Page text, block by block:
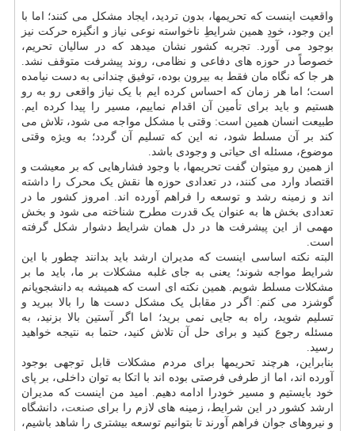
واقعیت اینست که تحریمها، بدون تردید، ایجاد مشکل می کنند؛ اما با
این وجود، خودِ همین شرایطِ ناخواسته نوعی نیاز و انگیزه حرکت نیز
بوجود می آورد. تجربه کشور نشان میدهد که در سالیان تحریم،
خصوصاً در حوزه های دفاعی و نظامی، روند پیشرفت متوقف نشد.
هر جا که نگاه مان فقط به بیرون بوده، توفیق چندانی به دست نیامده
است؛ اما هر زمان که احساس کرده ایم با یک نیاز واقعی رو به رو
هستیم و باید برای تأمین آن اقدام نماییم، مسیر را پیدا کرده ایم.
طبیعت انسان همین است: وقتی با مشکل مواجه می شود، تلاش می
کند بر آن مسلط شود، نه این که تسلیم آن گردد؛ به ویژه وقتی
موضوع، مسئله ای حیاتی و وجودی باشد.
از همین رو میتوان گفت تحریمها، با وجود فشارهایی که بر معیشت و
اقتصاد وارد می کنند، در تعدادی حوزه ها نقش یک محرک را داشته
اند و زمینه رشد و توسعه را فراهم آورده اند. امروز کشور ما در
تعدادی بخش ها به عنوان یک قدرت مطرح شناخته می شود و بخش
مهمی از این پیشرفت ها در دل همان شرایط دشوار شکل گرفته
است.
البته نکته اساسی اینست که مدیران ارشد باید بدانند چطور با این
شرایط مواجه شوند؛ یعنی به جای غلبه مشکلات بر ما، باید ما بر
مشکلات مسلط شویم. همین نکته ای است که همیشه به دانشجویانم
گوشزد می کنم: اگر در مقابل یک مشکل دست ها را بالا ببرید و
تسلیم شوید، راه به جایی نمی برید؛ اما اگر آستین بالا بزنید، به
مسئله رجوع کنید و برای حل آن تلاش کنید، حتما به نتیجه خواهید
رسید.
بنابراین، هرچند تحریمها برای مردم مشکلات قابل توجهی بوجود
آورده اند، اما از طرفی فرصتی بوده اند با اتکا به توان داخلی، بر پای
خود بایستیم و مسیر خودرا ادامه دهیم. امید من اینست که مدیران
ارشد کشور در این شرایط، زمینه های لازم را برای صنعت، دانشگاه
و نیروهای جوان فراهم آورند تا بتوانیم توسعه بیشتری را شاهد باشیم،